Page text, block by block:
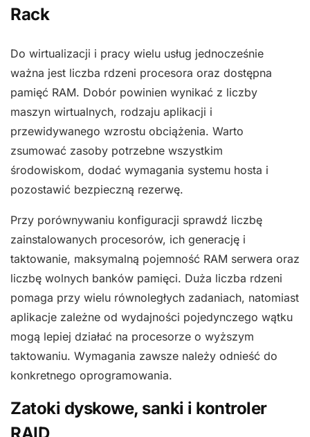
Rack
Do wirtualizacji i pracy wielu usług jednocześnie
ważna jest liczba rdzeni procesora oraz dostępna
pamięć RAM. Dobór powinien wynikać z liczby
maszyn wirtualnych, rodzaju aplikacji i
przewidywanego wzrostu obciążenia. Warto
zsumować zasoby potrzebne wszystkim
środowiskom, dodać wymagania systemu hosta i
pozostawić bezpieczną rezerwę.
Przy porównywaniu konfiguracji sprawdź liczbę
zainstalowanych procesorów, ich generację i
taktowanie, maksymalną pojemność RAM serwera oraz
liczbę wolnych banków pamięci. Duża liczba rdzeni
pomaga przy wielu równoległych zadaniach, natomiast
aplikacje zależne od wydajności pojedynczego wątku
mogą lepiej działać na procesorze o wyższym
taktowaniu. Wymagania zawsze należy odnieść do
konkretnego oprogramowania.
Zatoki dyskowe, sanki i kontroler